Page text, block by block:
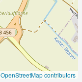
OpenStreetMap contributors